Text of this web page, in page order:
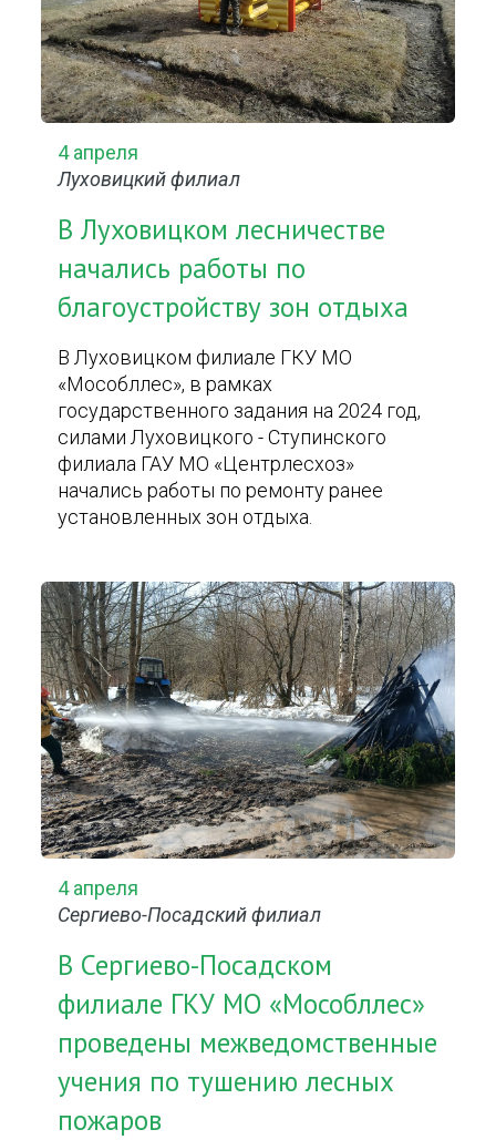
4 апреля
Луховицкий филиал
В Луховицком лесничестве
начались работы по
благоустройству зон отдыха
В Луховицком филиале ГКУ МО
«Мособллес», в рамках
государственного задания на 2024 год,
силами Луховицкого - Ступинского
филиала ГАУ МО «Центрлесхоз»
начались работы по ремонту ранее
установленных зон отдыха.
4 апреля
Сергиево-Посадский филиал
В Сергиево-Посадском
филиале ГКУ МО «Мособллес»
проведены межведомственные
учения по тушению лесных
пожаров